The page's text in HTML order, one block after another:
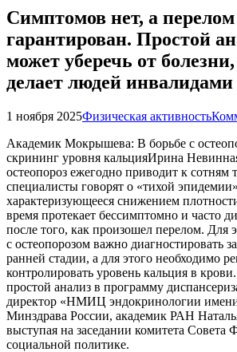
Симптомов нет, а
гарантирован. Простой
может уберечь от
делает людей инвалидами
1 ноября 2025Физическая активность
Академик Мокрышева: В борьбе с
скрининг уровня кальцияИрина
остеопороз ежегодно приводит к
специалисты говорят о «тихой
характеризующееся снижением
время протекает бессимптомно и часто
после того, как произошел перелом. Для
с остеопорозом важно диагностировать
ранней стадии, а для этого необходимо
контролировать уровень кальция в
простой анализ в программу
директор «НМИЦ эндокринологии
Минздрава России, академик РАН
выступая на заседании комитета Совета
социальной политике.